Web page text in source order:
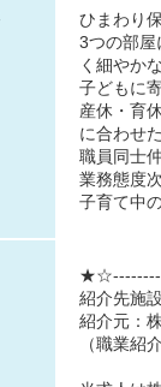
ひまわり
3つの部屋
く細やか
子どもに
産休・育
に合わせ
職員同士
業務態度
子育て中
紹介先施
紹介元：
（職業紹